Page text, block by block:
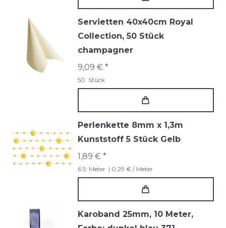
Servietten 40x40cm Royal
Collection, 50 Stück
champagner
9,09 € *
50 Stück
Perlenkette 8mm x 1,3m
Kunststoff 5 Stück Gelb
1,89 € *
6.5 Meter | 0,29 € / Meter
Karoband 25mm, 10 Meter,